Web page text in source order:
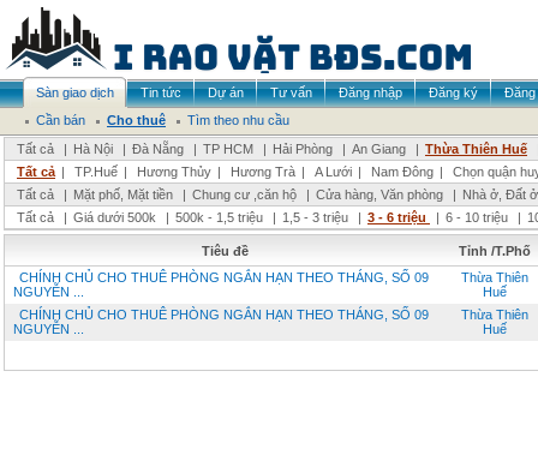
Sàn giao dịch Tin tức Dự án Tư vấn Đăng nhập Đăng ký
Đăng
Cần bán
Cho thuê
Tìm theo nhu cầu
Tất cả
| Hà Nội | Đà Nẵng | TP HCM | Hải Phòng | An Giang | Thừa Thiên Huế
Tất cả | TP.Huế | Hương Thủy | Hương Trà | A Lưới | Nam Đông |
Chọn quận
Tất cả
| Mặt phố, Mặt tiền | Chung cư ,căn hộ | Cửa hàng, Văn phòng | Nhà ở, Đất ở
Tất cả
| Giá dưới 500k | 500k - 1,5 triệu | 1,5 - 3 triệu | 3 - 6 triệu | 6 - 10 triệu |
Tiêu đề
Tỉnh /T.Phố
CHÍNH CHỦ CHO THUÊ PHÒNG NGẮN HẠN THEO THÁNG, SỐ 09
NGUYỄN ...
Thừa Thiên
Huế
CHÍNH CHỦ CHO THUÊ PHÒNG NGẮN HẠN THEO THÁNG, SỐ 09
NGUYỄN ...
Thừa Thiên
Huế